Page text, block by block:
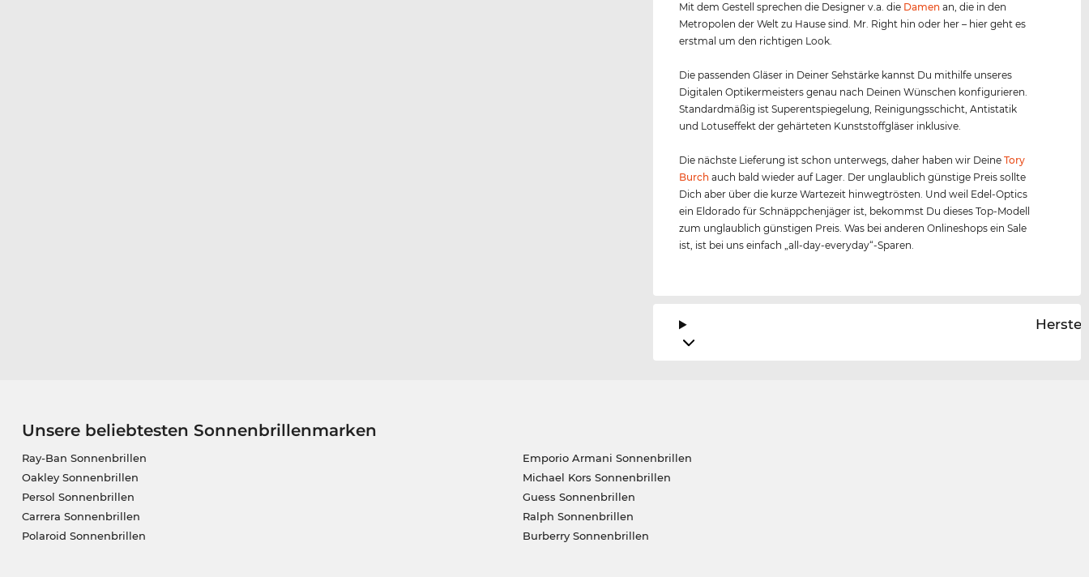
Mit dem Gestell sprechen die Designer v.a. die Damen an, die in den
Metropolen der Welt zu Hause sind. Mr. Right hin oder her – hier geht es
erstmal um den richtigen Look.
Die passenden Gläser in Deiner Sehstärke kannst Du mithilfe unseres
Digitalen Optikermeisters genau nach Deinen Wünschen konfigurieren.
Standardmäßig ist Superentspiegelung, Reinigungsschicht, Antistatik
und Lotuseffekt der gehärteten Kunststoffgläser inklusive.
Die nächste Lieferung ist schon unterwegs, daher haben wir DeineTory
Burch auch bald wieder auf Lager. Der unglaublich günstige Preis sollte
Dich aber über die kurze Wartezeit hinwegtrösten. Und weil Edel-Optics
ein Eldorado für Schnäppchenjäger ist, bekommst Du dieses Top-Modell
zum unglaublich günstigen Preis. Was bei anderen Onlineshops ein Sale
ist, ist bei uns einfach „all-day-everyday“-Sparen.
Unsere beliebtesten Sonnenbrillenmarken
Ray-Ban Sonnenbrillen
Oakley Sonnenbrillen
Persol Sonnenbrillen
Carrera Sonnenbrillen
Polaroid Sonnenbrillen
Emporio Armani Sonnenbrillen
Michael Kors Sonnenbrillen
Guess Sonnenbrillen
Ralph Sonnenbrillen
Burberry Sonnenbrillen